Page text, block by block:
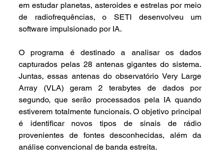
em estudar planetas, asteroides e estrelas por meio
de radiofrequências, o SETI desenvolveu um
software impulsionado por IA.
O programa é destinado a analisar os dados
capturados pelas 28 antenas gigantes do sistema.
Juntas, essas antenas do observatório Very Large
Array (VLA) geram 2 terabytes de dados por
segundo, que serão processados ​​pela IA quando
estiverem totalmente funcionais. O objetivo principal
é identificar novos tipos de sinais de rádio
provenientes de fontes desconhecidas, além da
análise convencional de banda estreita.